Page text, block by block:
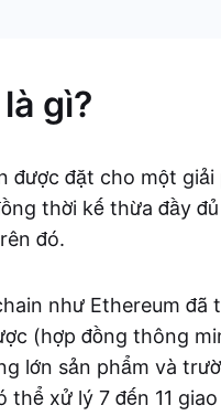
gì?
được đặt cho một
thời kế thừa đầy
đó.
như Ethereum
(hợp đồng thông
lớn sản phẩm và
thể xử lý 7 đến 11